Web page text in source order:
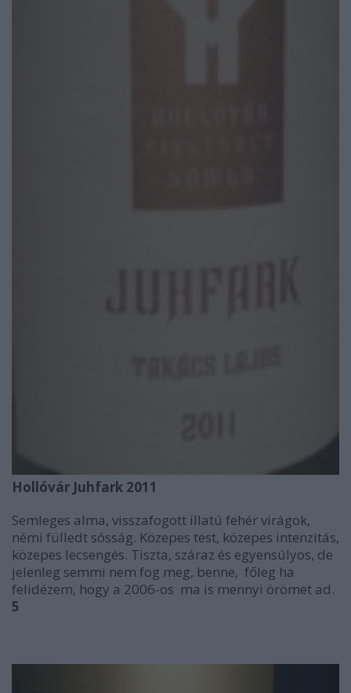
Hollóvár Juhfark 2011
Semleges alma, visszafogott illatú fehér virágok,
némi fülledt sósság. Közepes test, közepes intenzitás,
közepes lecsengés. Tiszta, száraz és egyensúlyos, de
jelenleg semmi nem fog meg, benne, főleg ha
felidézem, hogy a 2006-os ma is mennyi örömet ad.
5